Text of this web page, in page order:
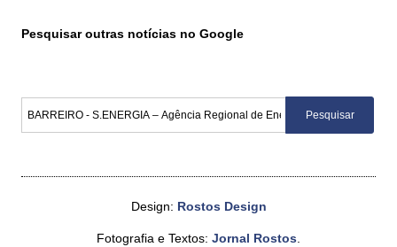
Pesquisar outras notícias no Google
Design: Rostos Design
Fotografia e Textos: Jornal Rostos.